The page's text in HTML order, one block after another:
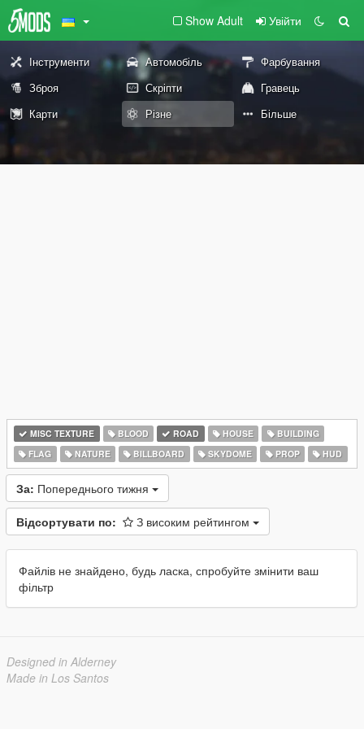
Show Adult Увійти
Інструменти Автомобіль
Фарбування
Зброя
Скріпти
Гравець
Карти
Різне Більше
MISC TEXTURE BLOOD ROAD HOUSE
BUILDING
FLAG
NATURE BILLBOARD SKYDOME PROP HUD
За: Попереднього тижня
Відсортувати по: З високим рейтингом
Файлів не знайдено, будь ласка, спробуйте змінити ваш
фільтр
Designed in Alderney
Made in Los Santos